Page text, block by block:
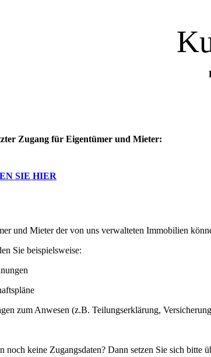
Zugang für Eigentümer und Mieter:
SIE HIER
und Mieter der von uns verwalteten Immobilien
Sie beispielsweise:
zum Anwesen (z.B. Teilungserklärung,
noch keine Zugangsdaten? Dann setzen Sie sich